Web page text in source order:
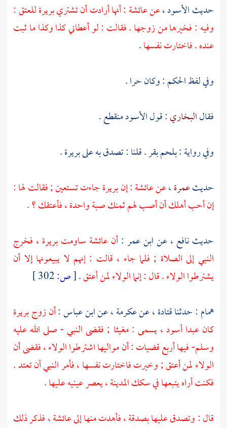
حديثالأسود،عنعائشة : أنها أرادت أن تشتريبريرةللعتق :
وفيه : فخيرها من زوجها . فقالت : لو أعطاني كذا وكذا ما ثبت
عنده . فاختارت نفسها.
وفي لفظالحكم: وكان حرا .
فقالالبخاري: قولالأسودمنقطع .
وفي رواية : بلحم بقر . قلنا : تصدق به علىبريرة .
حديثعمرة،عنعائشة: إنبريرةجاءت تستعين ; فقالت لها :
إن أحب أهلك أن أصب لهم ثمنك صبة واحدة ، فأعتقك ؟ .
حديثنافع ، عنابن عمر :أنعائشة ساومتبريرة ، فخرج
النبي إلى الصلاة ; فلما جاء ، قالت : إنهم لا يبيعونها إلا أن
يشترطوا الولاء . قال : إنما الولاء لمن أعتق.
[ص:
همام : حدثناقتادة، عنعكرمة، عنابن عباس:أن زوجبريرة
كان عبدا أسود ، يسمى :مغيثا ; فقضى النبي - صلى الله عليه
وسلم- فيها أربع قضيات : أن مواليها اشترطوا الولاء ، فقضى أن
الولاء لمن أعتق ; وخيرت فاختارت نفسها ، فأمر النبي أن تعتد .
فكنت أراه يتبعها في سككالمدينة، يعصر عينيه عليها .
قال : وتصدق عليها بصدقة ، فأهدت منها إلىعائشة، فذكر ذلك